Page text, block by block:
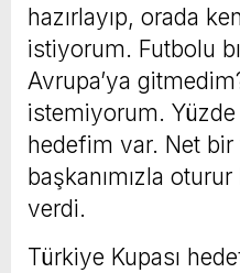
hazırlayıp, orada
istiyorum. Futbolu
Avrupa’ya
istemiyorum.
hedefim var. Net
başkanımızla
verdi.
Türkiye Kupası